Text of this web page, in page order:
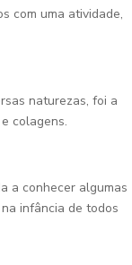
com uma atividade,
naturezas, foi a
colagens.
a conhecer algumas
infância de todos